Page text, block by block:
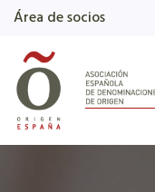
Área de socios